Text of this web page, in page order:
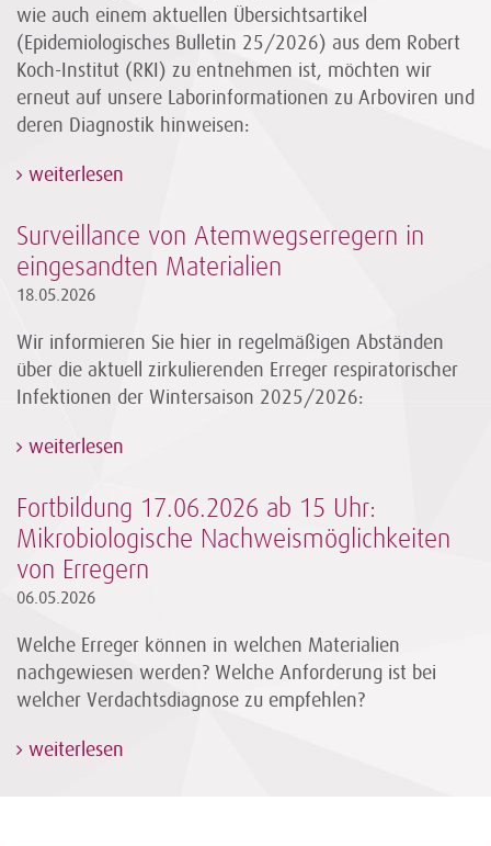
wie auch einem aktuellen Übersichtsartikel
(Epidemiologisches Bulletin 25/2026) aus dem Robert
Koch-Institut (RKI) zu entnehmen ist, möchten wir
erneut auf unsere Laborinformationen zu Arboviren und
deren Diagnostik hinweisen:
weiterlesen
Surveillance von Atemwegserregern in
eingesandten Materialien
18.05.2026
Wir informieren Sie hier in regelmäßigen Abständen
über die aktuell zirkulierenden Erreger respiratorischer
Infektionen der Wintersaison 2025/2026:
weiterlesen
Fortbildung 17.06.2026 ab 15 Uhr:
Mikrobiologische Nachweismöglichkeiten
von Erregern
06.05.2026
Welche Erreger können in welchen Materialien
nachgewiesen werden? Welche Anforderung ist bei
welcher Verdachtsdiagnose zu empfehlen?
weiterlesen